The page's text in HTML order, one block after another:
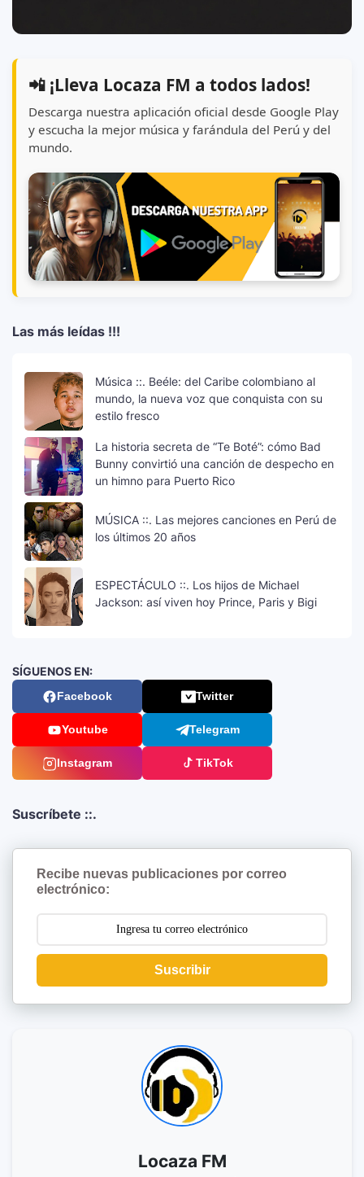
📲 ¡Lleva Locaza FM a todos lados!
Descarga nuestra aplicación oficial desde Google Play
y escucha la mejor música y farándula del Perú y del
mundo.
Las más leídas !!!
Música ::. Beéle: del Caribe colombiano al
mundo, la nueva voz que conquista con su
estilo fresco
La historia secreta de “Te Boté”: cómo Bad
Bunny convirtió una canción de despecho en
un himno para Puerto Rico
MÚSICA ::. Las mejores canciones en Perú de
los últimos 20 años
ESPECTÁCULO ::. Los hijos de Michael
Jackson: así viven hoy Prince, Paris y Bigi
SÍGUENOS EN:
Facebook Twitter
Youtube Telegram
Instagram TikTok
Suscríbete ::.
Recibe nuevas publicaciones por correo
electrónico:
Suscribir
Locaza FM